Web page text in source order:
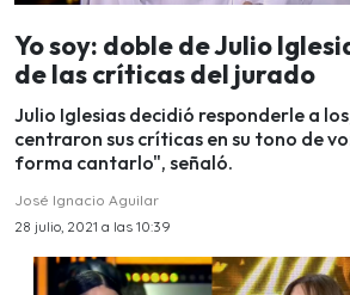
Yo soy: doble de Julio
de las críticas del jurado
Julio Iglesias decidió responderle a
centraron sus críticas en su tono de
forma cantarlo", señaló.
José Ignacio Aguilar
28 julio, 2021 a las 10:39